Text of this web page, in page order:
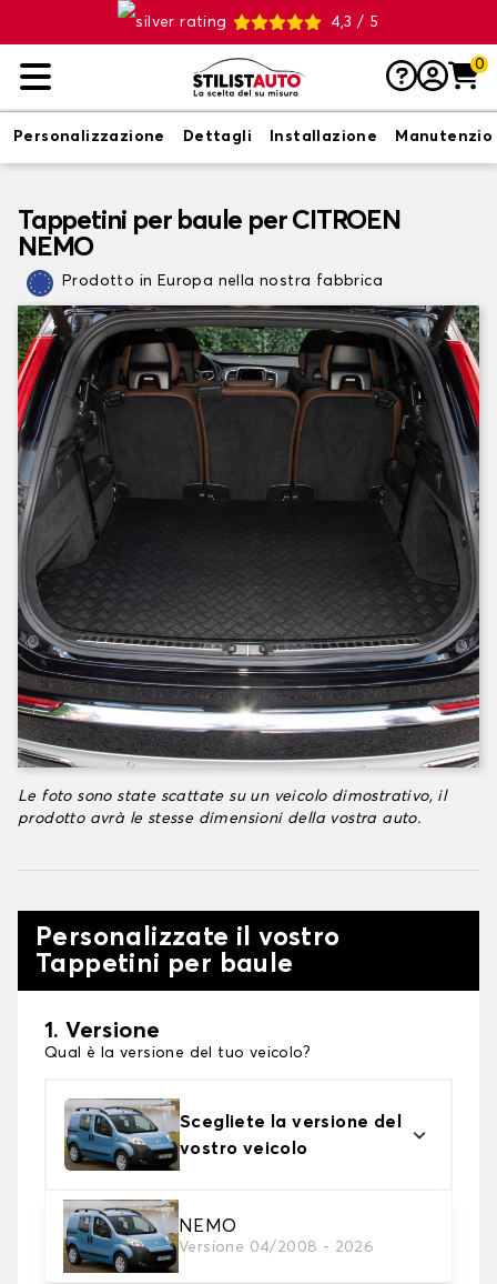
4,3 / 5
0
Personalizzazione Dettagli Installazione
Tappetini per baule per CITROEN
NEMO
Prodotto in Europa nella nostra fabbrica
Le foto sono state scattate su un veicolo dimostrativo, il
prodotto avrà le stesse dimensioni della vostra auto.
Personalizzate il vostro
Tappetini per baule
1. Versione
Qual è la versione del tuo veicolo?
Scegliete la versione del
vostro veicolo
NEMO
Versione 04/2008 - 2026
2. Materiale
scegli il materiale del tappetini per baule